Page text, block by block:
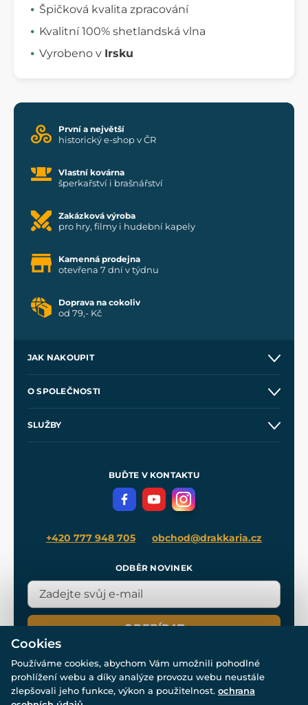
Špičková kvalita zpracování
Kvalitní 100% shetlandská vlna
Vyrobeno v Irsku
První a největší
historický e-shop v ČR
Vlastní kovárna
šperkařství i brašnářství
Zakázková výroba
pro hry, filmy i hudební kapely
Kamenná prodejna
otevřena 7 dní v týdnu
Doprava na cokoliv
od 79,- Kč
JAK NAKOUPIT
Velkoobchod
O SPOLEČNOSTI
SLUŽBY
Meče pro Kingdom Come
BUĎTE V KONTAKTU
+420 777 948 705 obchod@drakkaria.cz
ODBĚR NOVINEK
ODEBÍRAT
Cookies
Používáme cookies, abychom Vám umožnili pohodlné
prohlížení webu a díky analýze provozu webu neustále
zlepšovali jeho funkce, výkon a použitelnost. ochrana